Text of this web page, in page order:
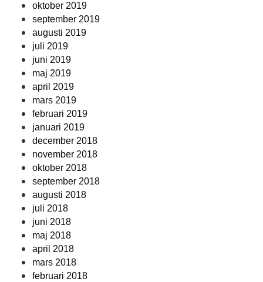
oktober 2019
september 2019
augusti 2019
juli 2019
juni 2019
maj 2019
april 2019
mars 2019
februari 2019
januari 2019
december 2018
november 2018
oktober 2018
september 2018
augusti 2018
juli 2018
juni 2018
maj 2018
april 2018
mars 2018
februari 2018